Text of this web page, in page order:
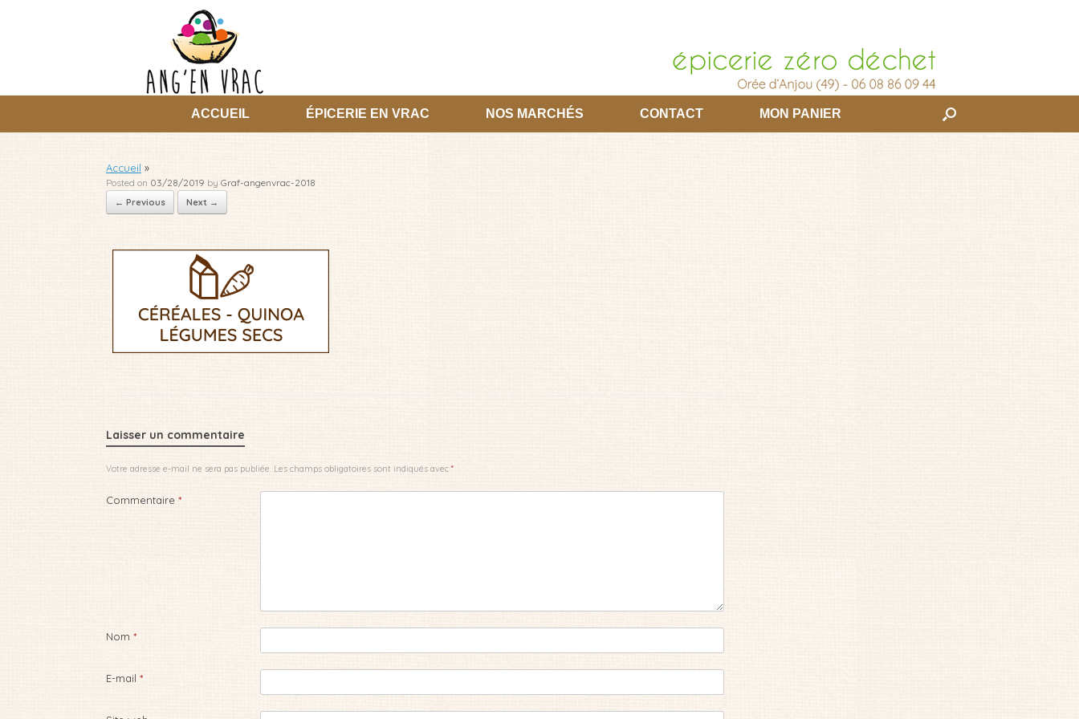
ACCUEIL ÉPICERIE EN VRAC NOS MARCHÉS CONTACT MON PANIER
Accueil »
Posted on 03/28/2019 by Graf-angenvrac-2018
← Previous Next →
Laisser un commentaire
Votre adresse e-mail ne sera pas publiée. Les champs obligatoires sont indiqués avec *
Commentaire *
Nom *
E-mail *